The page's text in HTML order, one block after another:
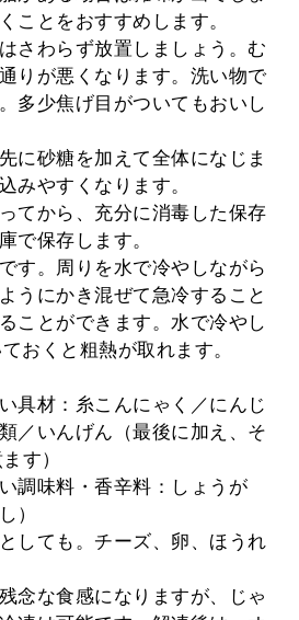
ことをおすすめします。
さわらず放置しましょう。む
りが悪くなります。洗い物で
多少焦げ目がついてもおいし
に砂糖を加えて全体になじま
みやすくなります。
てから、充分に消毒した保存
で保存します。
す。周りを水で冷やしながら
うにかき混ぜて急冷すること
ことができます。水で冷やし
おくと粗熱が取れます。
具材：糸こんにゃく／にんじ
／いんげん（最後に加え、そ
す）
調味料・香辛料：しょうが
）
しても。チーズ、卵、ほうれ
念な食感になりますが、じゃ